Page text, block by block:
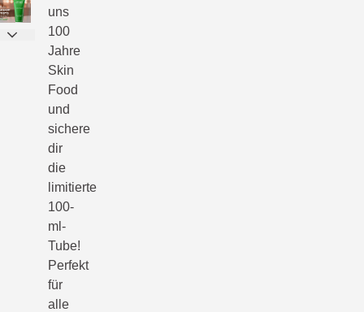
uns
100
Jahre
Skin
Food
und
sichere
dir
die
limitierte
100-
ml-
Tube!
Perfekt
für
alle